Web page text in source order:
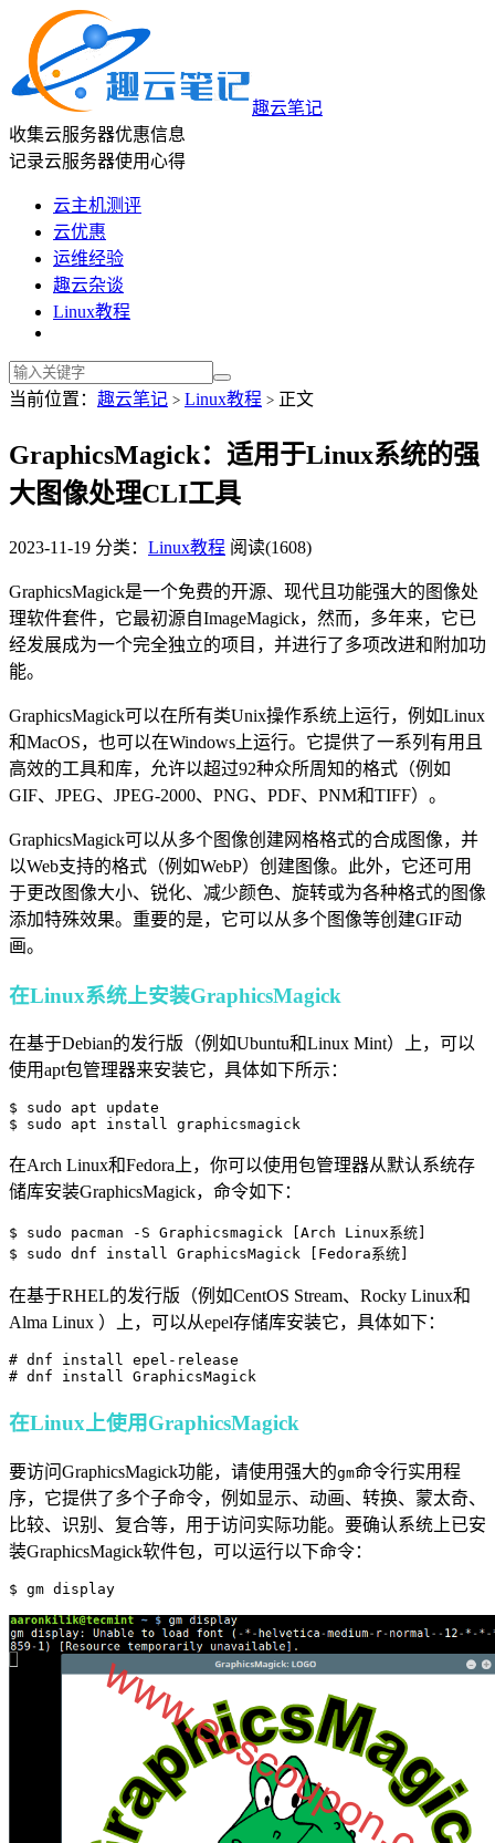
趣云笔记
收集云服务器优惠信息
记录云服务器使用心得
云主机测评
云优惠
运维经验
趣云杂谈
Linux教程
当前位置： 趣云笔记 > Linux教程 > 正文
GraphicsMagick：适用于Linux系统的强
大图像处理CLI工具
2023-11-19 分类： Linux教程 阅读(1608)
GraphicsMagick是一个免费的开源、现代且功能强大的图像处
理软件套件，它最初源自ImageMagick，然而，多年来，它已
经发展成为一个完全独立的项目，并进行了多项改进和附加功
能。
GraphicsMagick可以在所有类Unix操作系统上运行，例如Linux
和MacOS，也可以在Windows上运行。它提供了一系列有用且
高效的工具和库，允许以超过92种众所周知的格式（例如
GIF、JPEG、JPEG-2000、PNG、PDF、PNM和TIFF）。
GraphicsMagick可以从多个图像创建网格格式的合成图像，并
以Web支持的格式（例如WebP）创建图像。此外，它还可用
于更改图像大小、锐化、减少颜色、旋转或为各种格式的图像
添加特殊效果。重要的是，它可以从多个图像等创建GIF动
画。
在Linux系统上安装GraphicsMagick
在基于Debian的发行版（例如Ubuntu和Linux Mint）上，可以
使用apt包管理器来安装它，具体如下所示：
$ sudo apt update
$ sudo apt install graphicsmagick
在Arch Linux和Fedora上，你可以使用包管理器从默认系统存
储库安装GraphicsMagick，命令如下：
$ sudo pacman -S Graphicsmagick [Arch Linux系统]
$ sudo dnf install GraphicsMagick [Fedora系统]
在基于RHEL的发行版（例如CentOS Stream、Rocky Linux和
Alma Linux ）上，可以从epel存储库安装它，具体如下：
# dnf install epel-release
# dnf install GraphicsMagick
在Linux上使用GraphicsMagick
要访问GraphicsMagick功能，请使用强大的gm命令行实用程
序，它提供了多个子命令，例如显示、动画、转换、蒙太奇、
比较、识别、复合等，用于访问实际功能。要确认系统上已安
装GraphicsMagick软件包，可以运行以下命令：
$ gm display